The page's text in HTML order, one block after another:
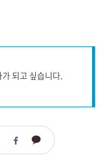
되고 싶습니다.
페 카